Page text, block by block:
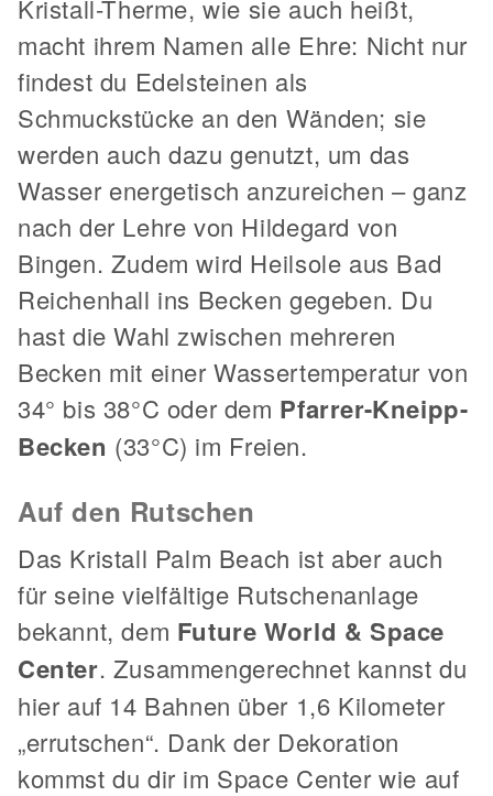
Kristall-Therme, wie sie auch heißt,
macht ihrem Namen alle Ehre: Nicht nur
findest du Edelsteinen als
Schmuckstücke an den Wänden; sie
werden auch dazu genutzt, um das
Wasser energetisch anzureichen – ganz
nach der Lehre von Hildegard von
Bingen. Zudem wird Heilsole aus Bad
Reichenhall ins Becken gegeben. Du
hast die Wahl zwischen mehreren
Becken mit einer Wassertemperatur von
34° bis 38°C oder dem Pfarrer-Kneipp-
Becken (33°C) im Freien.
Auf den Rutschen
Das Kristall Palm Beach ist aber auch
für seine vielfältige Rutschenanlage
bekannt, dem Future World & Space
Center. Zusammengerechnet kannst du
hier auf 14 Bahnen über 1,6 Kilometer
„errutschen“. Dank der Dekoration
kommst du dir im Space Center wie auf